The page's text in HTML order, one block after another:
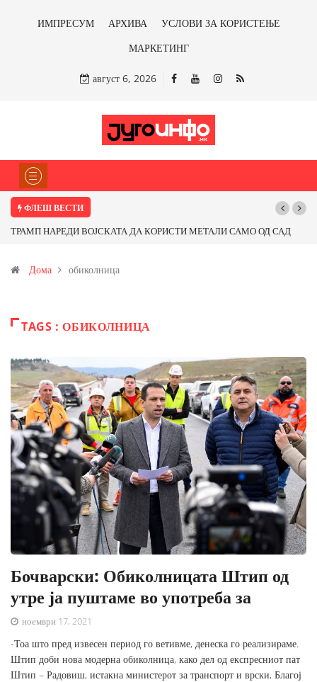
ИМПРЕСУМ АРХИВА
УСЛОВИ ЗА КОРИСТЕЊЕ
МАРКЕТИНГ
август 6, 2026
ФЛЕШ ВЕСТИ
ТРАМП НАРЕДИ ВОЈСКАТА ДА КОРИСТИ МЕТАЛИ САМО ОД САД
Иловица и со антимонот?
Дома обиколница
TAGS : ОБИКОЛНИЦА
Бочварски: Обиколницата Штип од
утре ја пуштаме во употреба за
ноември 17, 2021
-Тоа што пред извесен период го ветивме, денеска го реализираме.
Штип доби нова модерна обиколница, како дел од експресниот пат
Штип – Радовиш, истакна министерот за транспорт и врски, Благој